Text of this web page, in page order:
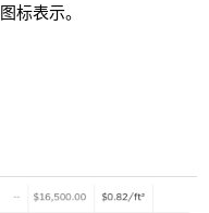
图标表示。